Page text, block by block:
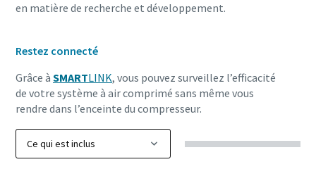
en matière de recherche et développement.
Restez connecté
Grâce à SMARTLINK, vous pouvez surveillez l’efficacité
de votre système à air comprimé sans même vous
rendre dans l’enceinte du compresseur.